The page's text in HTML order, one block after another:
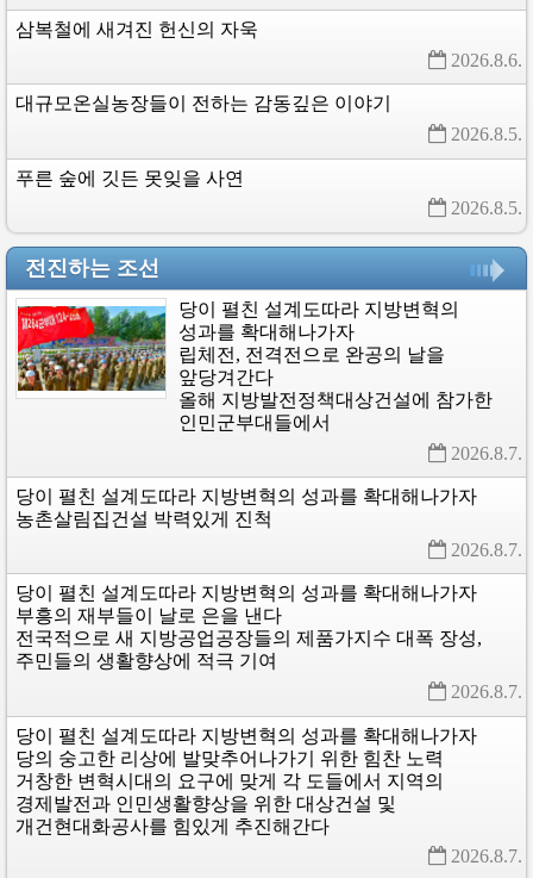
삼복철에 새겨진 헌신의 자욱
2026.8.6.
대규모온실농장들이 전하는 감동깊은 이야기
2026.8.5.
푸른 숲에 깃든 못잊을 사연
2026.8.5.
전진하는 조선
당이 펼친 설계도따라 지방변혁의
성과를 확대해나가자
립체전, 전격전으로 완공의 날을
앞당겨간다
올해 지방발전정책대상건설에 참가한
인민군부대들에서
2026.8.7.
당이 펼친 설계도따라 지방변혁의 성과를 확대해나가자
농촌살림집건설 박력있게 진척
2026.8.7.
당이 펼친 설계도따라 지방변혁의 성과를 확대해나가자
부흥의 재부들이 날로 은을 낸다
전국적으로 새 지방공업공장들의 제품가지수 대폭 장성,
주민들의 생활향상에 적극 기여
2026.8.7.
당이 펼친 설계도따라 지방변혁의 성과를 확대해나가자
당의 숭고한 리상에 발맞추어나가기 위한 힘찬 노력
거창한 변혁시대의 요구에 맞게 각 도들에서 지역의
경제발전과 인민생활향상을 위한 대상건설 및
개건현대화공사를 힘있게 추진해간다
2026.8.7.